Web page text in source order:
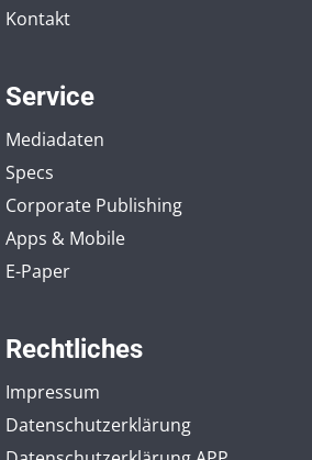
Kontakt
Service
Mediadaten
Specs
Corporate Publishing
Apps & Mobile
E-Paper
Rechtliches
Impressum
Datenschutzerklärung